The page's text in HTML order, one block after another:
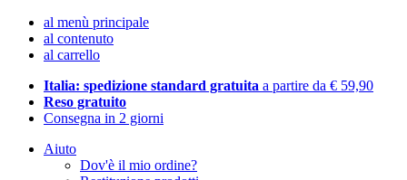
al menù principale
al contenuto
al carrello
Italia: spedizione standard gratuita a partire da € 59,90
Reso gratuito
Consegna in 2 giorni
Aiuto
Dov'è il mio ordine?